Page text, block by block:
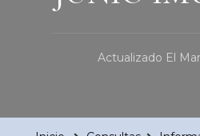
Actualizado El